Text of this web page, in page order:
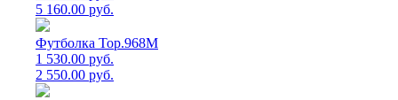
5 160.00 руб.
Футболка Top.968M
1 530.00 руб.
2 550.00 руб.